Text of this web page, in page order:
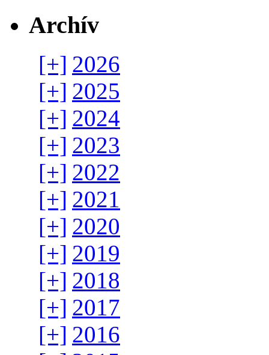
Archív
[+] 2026
[+] 2025
[+] 2024
[+] 2023
[+] 2022
[+] 2021
[+] 2020
[+] 2019
[+] 2018
[+] 2017
[+] 2016